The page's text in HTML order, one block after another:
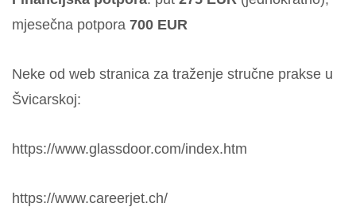
mjesečna potpora 700 EUR
Neke od web stranica za traženje stručne prakse u
Švicarskoj:
https://www.glassdoor.com/index.htm
https://www.careerjet.ch/